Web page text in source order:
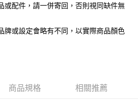
或配件，請一併寄回，否則視同缺件無
牌或設定會略有不同，以實際商品顏色
商品規格 相關推薦